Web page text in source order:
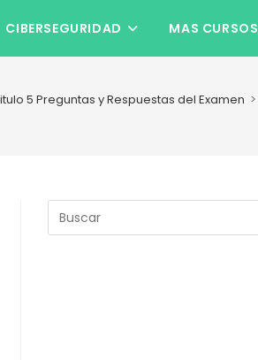
CIBERSEGURIDAD MAS CURSOS
5 Preguntas y Respuestas del Examen >